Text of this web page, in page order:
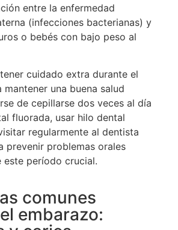
entre la enfermedad
(infecciones bacterianas) y
o bebés con bajo peso al
cuidado extra durante el
una buena salud
de cepillarse dos veces al día
fluorada, usar hilo dental
regularmente al dentista
prevenir problemas orales
este período crucial.
comunes
embarazo: